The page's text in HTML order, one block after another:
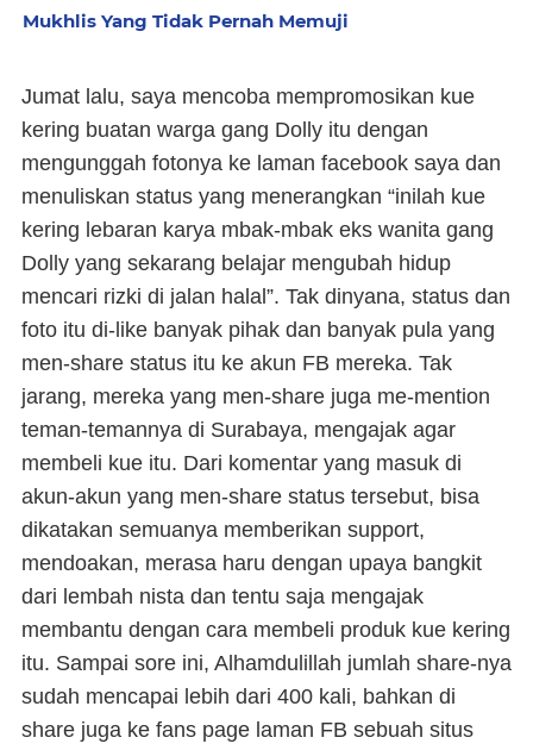
Mukhlis Yang Tidak Pernah Memuji
Jumat lalu, saya mencoba mempromosikan kue
kering buatan warga gang Dolly itu dengan
mengunggah fotonya ke laman facebook saya dan
menuliskan status yang menerangkan “inilah kue
kering lebaran karya mbak-mbak eks wanita gang
Dolly yang sekarang belajar mengubah hidup
mencari rizki di jalan halal”. Tak dinyana, status dan
foto itu di- like banyak pihak dan banyak pula yang
men-share status itu ke akun FB mereka. Tak
jarang, mereka yang men-share juga me-mention
teman-temannya di Surabaya, mengajak agar
membeli kue itu. Dari komentar yang masuk di
akun-akun yang men-share status tersebut, bisa
dikatakan semuanya memberikan support,
mendoakan, merasa haru dengan upaya bangkit
dari lembah nista dan tentu saja mengajak
membantu dengan cara membeli produk kue kering
itu. Sampai sore ini, Alhamdulillah jumlah share-nya
sudah mencapai lebih dari 400 kali, bahkan di
share juga ke fans page laman FB sebuah situs